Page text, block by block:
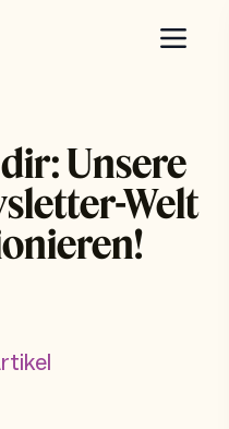
Unsere
Welt